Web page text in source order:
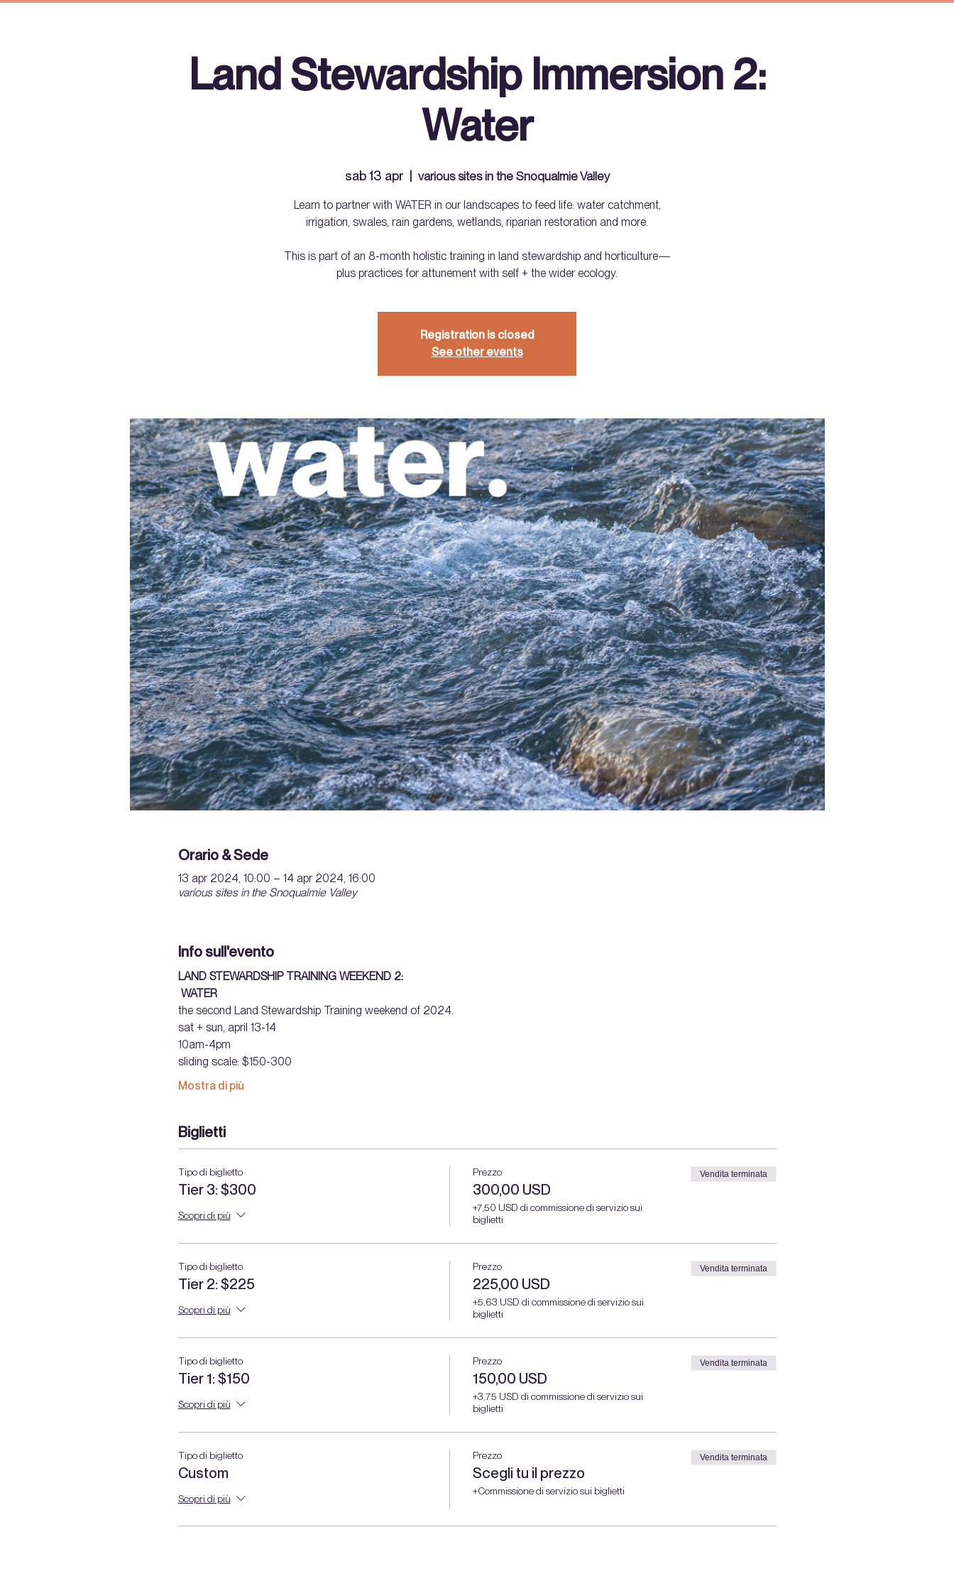
Land Stewardship Immersion 2:
Water
sab 13 apr various sites in the Snoqualmie Valley
Learn to partner with WATER in our landscapes to feed life: water catchment,
irrigation, swales, rain gardens, wetlands, riparian restoration and more.
This is part of an 8-month holistic training in land stewardship and horticulture—
plus practices for attunement with self + the wider ecology.
Registration is closed
See other events
Orario & Sede
13 apr 2024, 10:00 – 14 apr 2024, 16:00
various sites in the Snoqualmie Valley
Info sull'evento
LAND STEWARDSHIP TRAINING WEEKEND 2:
WATER
the second Land Stewardship Training weekend of 2024.
sat + sun, april 13-14
10am-4pm
sliding scale: $150-300
Mostra di più
Biglietti
Tipo di biglietto
Tier 3: $300
Scopri di più
Prezzo
300,00 USD
+7,50 USD di commissione di servizio sui
biglietti
Vendita terminata
Tipo di biglietto
Tier 2: $225
Scopri di più
Prezzo
225,00 USD
+5,63 USD di commissione di servizio sui
biglietti
Vendita terminata
Tipo di biglietto
Tier 1: $150
Scopri di più
Prezzo
150,00 USD
+3,75 USD di commissione di servizio sui
biglietti
Vendita terminata
Tipo di biglietto
Custom
Scopri di più
Prezzo
Scegli tu il prezzo
+Commissione di servizio sui biglietti
Vendita terminata